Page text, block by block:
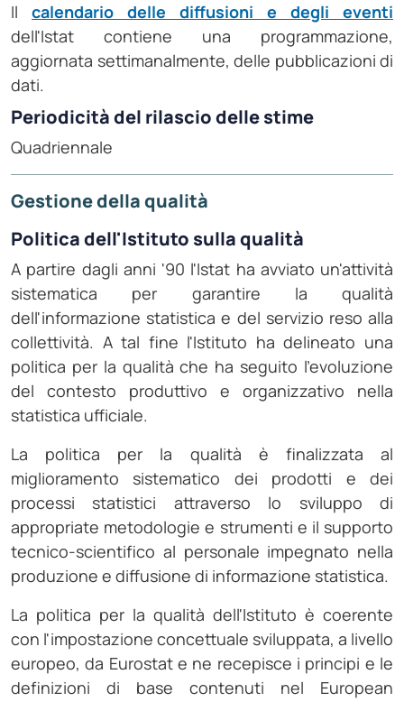
Il calendario delle diffusioni e degli eventi
dell'Istat contiene una programmazione,
aggiornata settimanalmente, delle pubblicazioni di
dati.
Periodicità del rilascio delle stime
Quadriennale
Gestione della qualità
Politica dell'Istituto sulla qualità
A partire dagli anni '90 l'Istat ha avviato un'attività
sistematica per garantire la qualità
dell'informazione statistica e del servizio reso alla
collettività. A tal fine l'Istituto ha delineato una
politica per la qualità che ha seguito l'evoluzione
del contesto produttivo e organizzativo nella
statistica ufficiale.
La politica per la qualità è finalizzata al
miglioramento sistematico dei prodotti e dei
processi statistici attraverso lo sviluppo di
appropriate metodologie e strumenti e il supporto
tecnico-scientifico al personale impegnato nella
produzione e diffusione di informazione statistica.
La politica per la qualità dell'Istituto è coerente
con l'impostazione concettuale sviluppata, a livello
europeo, da Eurostat e ne recepisce i principi e le
definizioni di base contenuti nel European